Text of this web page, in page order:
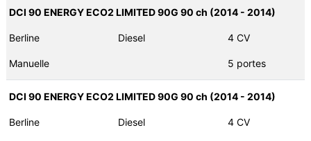
DCI 90 ENERGY ECO2 LIMITED 90G 90 ch (2014 - 2014)
Berline Diesel 4 CV
Manuelle 5 portes
DCI 90 ENERGY ECO2 LIMITED 90G 90 ch (2014 - 2014)
Berline Diesel 4 CV